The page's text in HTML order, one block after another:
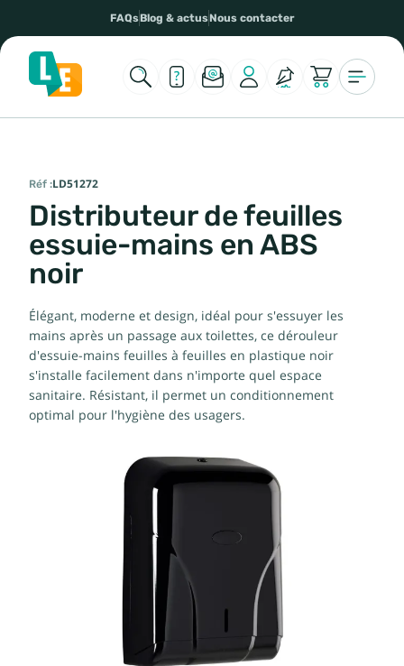
FAQsBlog & actusNous contacter
Réf :LD51272
Distributeur de feuilles
essuie-mains en ABS
noir
Élégant, moderne et design, idéal pour s'essuyer les
mains après un passage aux toilettes, ce dérouleur
d'essuie-mains feuilles à feuilles en plastique noir
s'installe facilement dans n'importe quel espace
sanitaire. Résistant, il permet un conditionnement
optimal pour l'hygiène des usagers.